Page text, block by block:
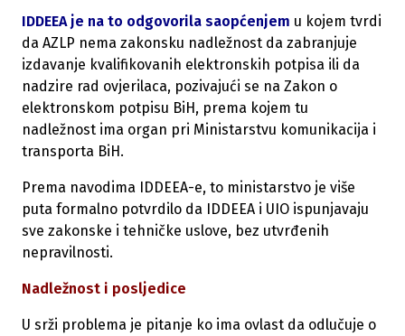
IDDEEA je na to odgovorila saopćenjem u kojem tvrdi
da AZLP nema zakonsku nadležnost da zabranjuje
izdavanje kvalifikovanih elektronskih potpisa ili da
nadzire rad ovjerilaca, pozivajući se na Zakon o
elektronskom potpisu BiH, prema kojem tu
nadležnost ima organ pri Ministarstvu komunikacija i
transporta BiH.
Prema navodima IDDEEA-e, to ministarstvo je više
puta formalno potvrdilo da IDDEEA i UIO ispunjavaju
sve zakonske i tehničke uslove, bez utvrđenih
nepravilnosti.
Nadležnost i posljedice
U srži problema je pitanje ko ima ovlast da odlučuje o